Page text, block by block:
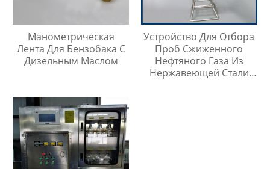
Манометрическая
Лента Для Бензобака С
Дизельным Маслом
Устройство Для Отбора
Проб Сжиженного
Нефтяного Газа Из
Нержавеющей Стали